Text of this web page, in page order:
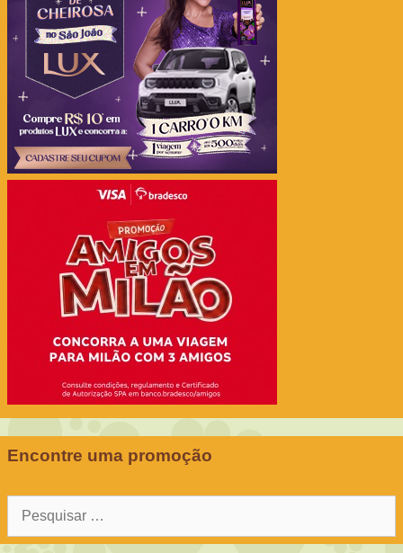
Encontre uma promoção
Pesquisar